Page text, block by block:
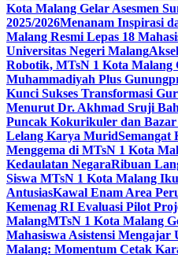
Kota Malang Gelar Asesmen
2025/2026Menanam Inspirasi
Malang Resmi Lepas 18
Universitas Negeri Malang
Robotik, MTsN 1 Kota Malang
Muhammadiyah Plus
Kunci Sukses Transformasi
Menurut Dr. Akhmad Sruji
Puncak Kokurikuler dan
Lelang Karya MuridSemangat
Menggema di MTsN 1 Kota
Kedaulatan NegaraRibuan
Siswa MTsN 1 Kota Malang
AntusiasKawal Enam Area
Kemenag RI Evaluasi Pilot
MalangMTsN 1 Kota Malang
Mahasiswa Asistensi
Malang: Momentum Cetak